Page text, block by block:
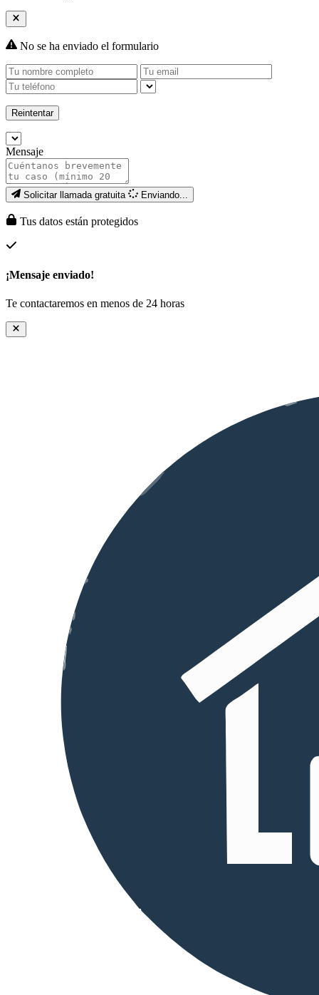
No se ha enviado el formulario
Reintentar
Mensaje
Solicitar llamada gratuita Enviando...
Tus datos están protegidos
¡Mensaje enviado!
Te contactaremos en menos de 24 horas